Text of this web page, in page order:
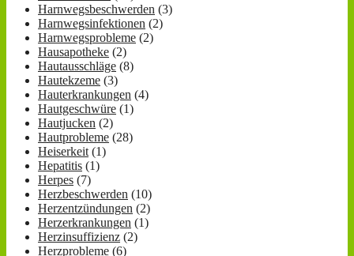
Harnwegsbeschwerden (3)
Harnwegsinfektionen (2)
Harnwegsprobleme (2)
Hausapotheke (2)
Hautausschläge (8)
Hautekzeme (3)
Hauterkrankungen (4)
Hautgeschwüre (1)
Hautjucken (2)
Hautprobleme (28)
Heiserkeit (1)
Hepatitis (1)
Herpes (7)
Herzbeschwerden (10)
Herzentzündungen (2)
Herzerkrankungen (1)
Herzinsuffizienz (2)
Herzprobleme (6)